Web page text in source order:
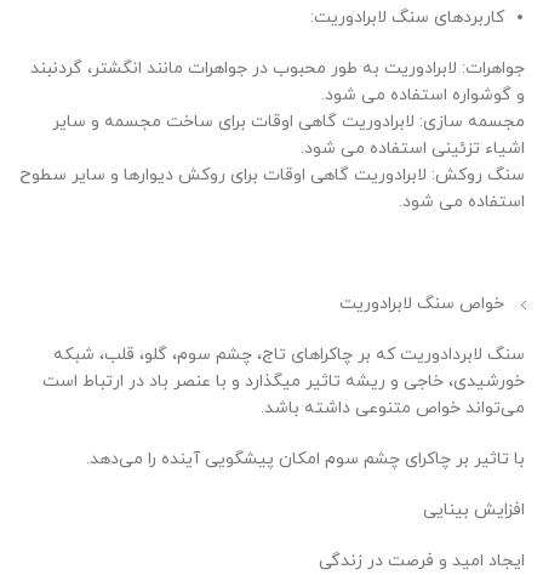
کاربردهای سنگ لابرادوریت:
جواهرات: لابرادوریت به طور محبوب در جواهرات مانند انگشتر، گردنبند
و گوشواره استفاده می شود.
مجسمه سازی: لابرادوریت گاهی اوقات برای ساخت مجسمه و سایر
اشیاء تزئینی استفاده می شود.
سنگ روکش: لابرادوریت گاهی اوقات برای روکش دیوارها و سایر سطوح
استفاده می شود.
خواص سنگ لابرادوریت
سنگ لابردادوریت که بر چاکراهای تاج، چشم سوم، گلو، قلب، شبکه
خورشیدی، خاجی و ریشه تاثیر میگذارد و با عنصر باد در ارتباط است
می‌تواند خواص متنوعی داشته باشد.
با تاثیر بر چاکرای چشم سوم امکان پیشگویی آینده را می‌دهد.
افزایش بینایی
ایجاد امید و فرصت در زندگی